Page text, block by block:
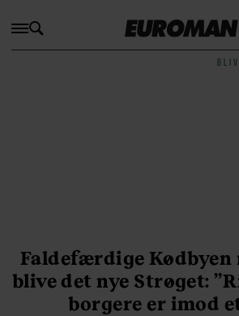
Faldefærdige
blive det nye Strøget:
borgere er imod